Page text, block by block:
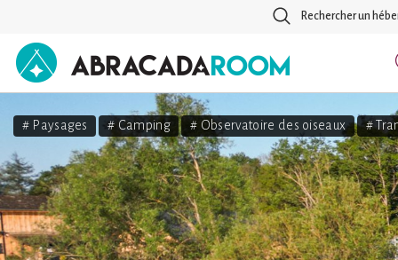
Rechercher un
AbracadaRoom
# Paysages # Camping # Observatoire des oiseaux #